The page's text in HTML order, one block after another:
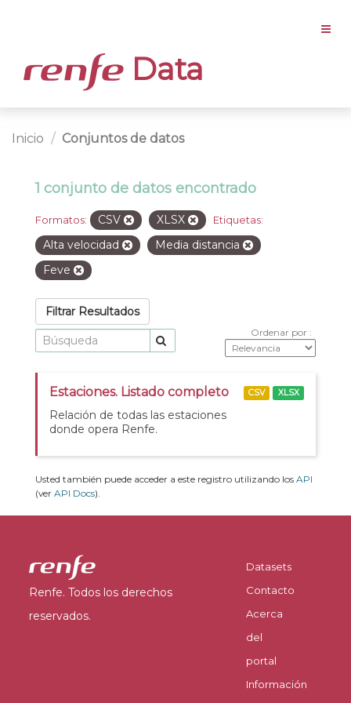
Data
Inicio Conjuntos de datos
1 conjunto de datos encontrado
Formatos: CSV XLSX Etiquetas:
Alta velocidad
Media distancia
Feve
Filtrar Resultados
Ordenar por
Estaciones. Listado completo
Relación de todas las estaciones
donde opera Renfe.
CSV XLSX
Usted también puede acceder a este registro utilizando los API
(ver API Docs).
Renfe. Todos los derechos
reservados.
Datasets
Contacto
Acerca
del
portal
Información